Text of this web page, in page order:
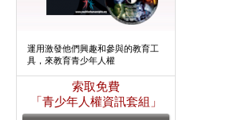
運用激發他們興趣和參與的教育工
具，來教育青少年人權
索取免費
「青少年人權資訊套組」